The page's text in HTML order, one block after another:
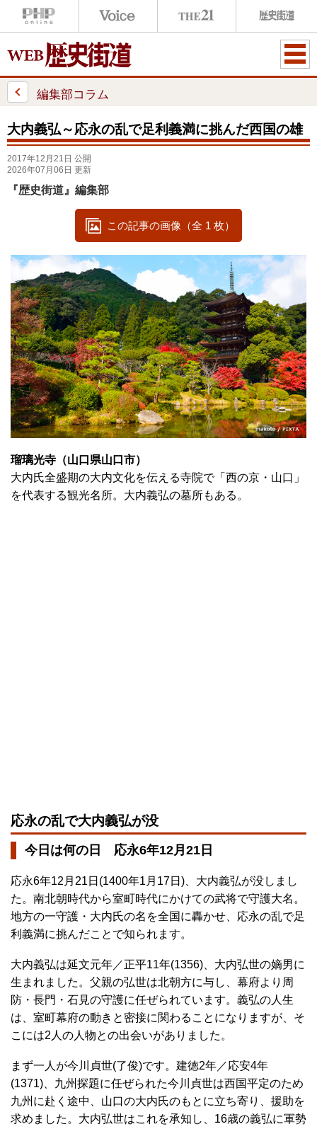
ME
編集部コラム
大内義弘～応永の乱で足利義満に挑んだ西国の雄
2017年12月21日 公開
2026年07月06日 更新
『歴史街道』編集部
この記事の画像（全 1 枚）
瑠璃光寺（山口県山口市）
大内氏全盛期の大内文化を伝える寺院で「西の京・山口」
を代表する観光名所。大内義弘の墓所もある。
応永の乱で大内義弘が没
今日は何の日 応永6年12月21日
応永6年12月21日(1400年1月17日)、大内義弘が没しまし
た。南北朝時代から室町時代にかけての武将で守護大名。
地方の一守護・大内氏の名を全国に轟かせ、応永の乱で足
利義満に挑んだことで知られます。
大内義弘は延文元年／正平11年(1356)、大内弘世の嫡男に
生まれました。父親の弘世は北朝方に与し、幕府より周
防・長門・石見の守護に任ぜられています。義弘の人生
は、室町幕府の動きと密接に関わることになりますが、そ
こには2人の人物との出会いがありました。
まず一人が今川貞世(了俊)です。建徳2年／応安4年
(1371)、九州探題に任ぜられた今川貞世は西国平定のため
九州に赴く途中、山口の大内氏のもとに立ち寄り、援助を
求めました。大内弘世はこれを承知し、16歳の義弘に軍勢